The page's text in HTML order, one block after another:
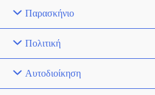
Παρασκήνιο
Πολιτική
Αυτοδιοίκηση